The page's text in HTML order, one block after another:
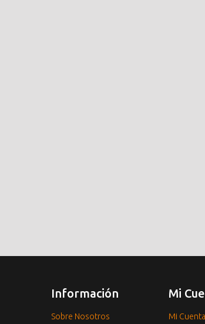
Información
Sobre Nosotros
Mi
Mi Cuenta